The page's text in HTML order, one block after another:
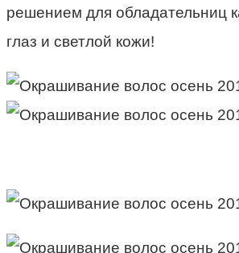
решением для обладательниц
глаз и светлой кожи!